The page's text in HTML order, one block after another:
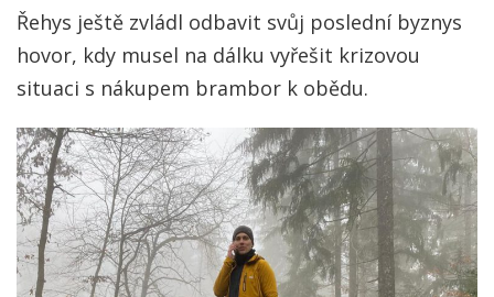
Řehys ještě zvládl odbavit svůj poslední byznys
hovor, kdy musel na dálku vyřešit krizovou
situaci s nákupem brambor k obědu.